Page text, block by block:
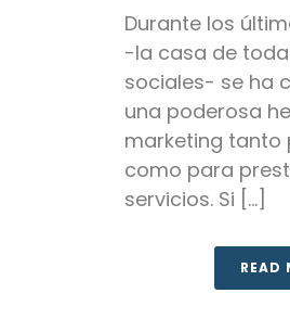
Durante los
-la casa de
sociales- se ha
una poderosa
marketing tanto
como para
servicios. Si [...]
READ